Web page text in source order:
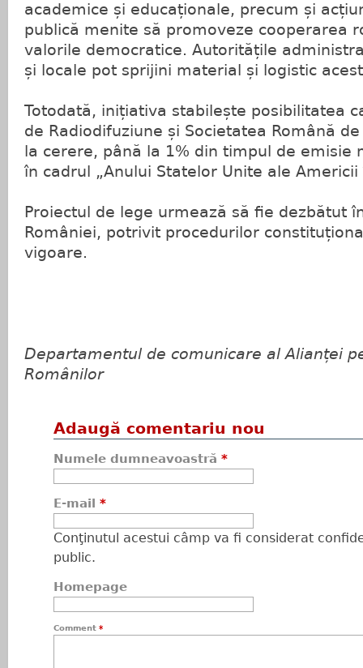
academice și educaționale, precum și
publică menite să promoveze cooperarea
valorile democratice. Autoritățile
și locale pot sprijini material și logistic
Totodată, inițiativa stabilește posibilitatea
de Radiodifuziune și Societatea Română
la cerere, până la 1% din timpul de emisie
în cadrul „Anului Statelor Unite ale Americii
Proiectul de lege urmează să fie dezbătut
României, potrivit procedurilor
vigoare.
Departamentul de comunicare al Alianței
Românilor
Adaugă comentariu nou
Numele dumneavoastră *
E-mail *
Conţinutul acestui câmp va fi considerat
public.
Homepage
Comment *